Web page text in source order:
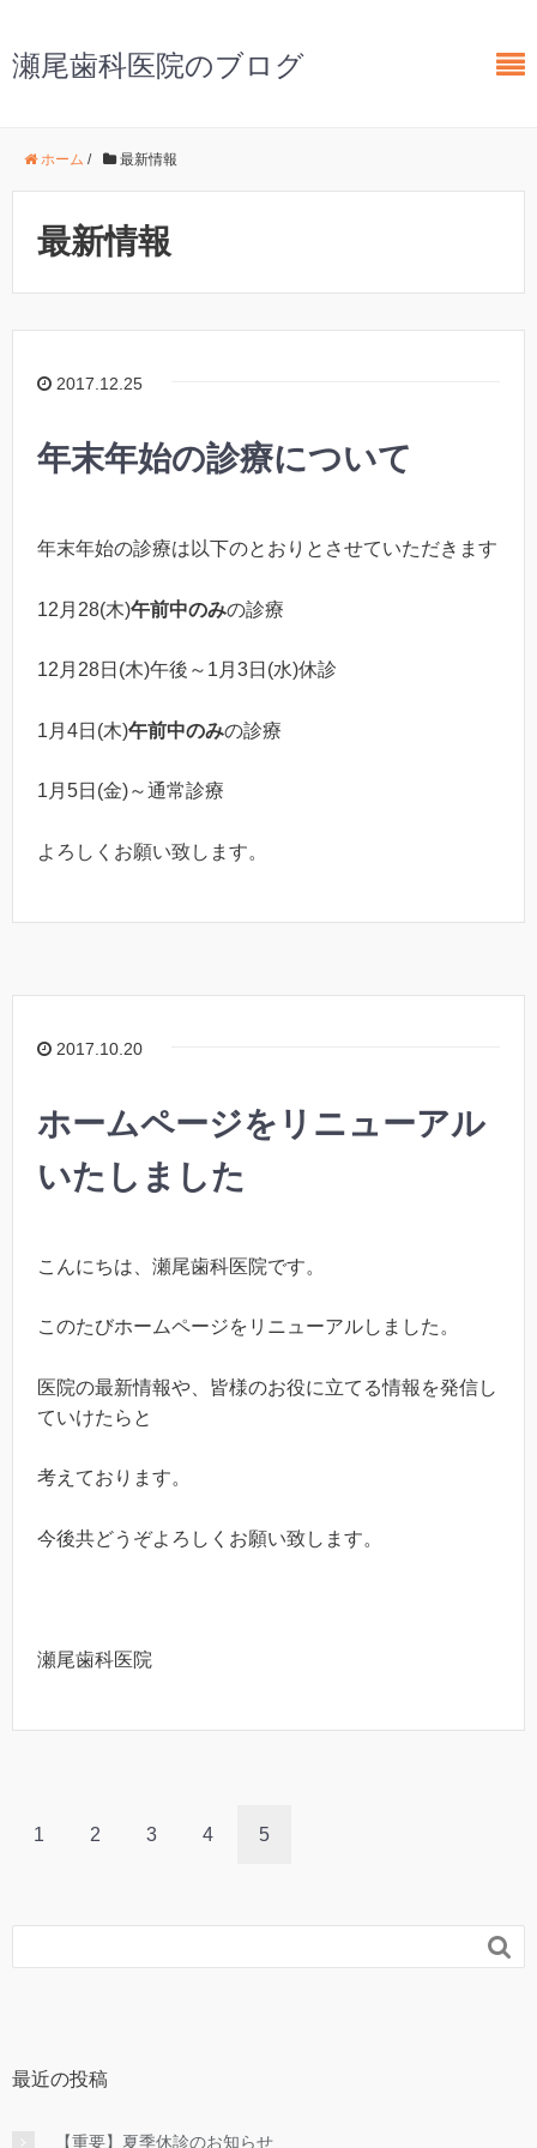
瀬尾歯科医院のブログ
ホーム / 最新情報
最新情報
2017.12.25
年末年始の診療について
年末年始の診療は以下のとおりとさせていただきます
12月28(木)午前中のみの診療
12月28日(木)午後～1月3日(水)休診
1月4日(木)午前中のみの診療
1月5日(金)～通常診療
よろしくお願い致します。
2017.10.20
ホームページをリニューアル
いたしました
こんにちは、瀬尾歯科医院です。
このたびホームページをリニューアルしました。
医院の最新情報や、皆様のお役に立てる情報を発信し
ていけたらと
考えております。
今後共どうぞよろしくお願い致します。
瀬尾歯科医院
1 2 3 4 5

最近の投稿
【重要】夏季休診のお知らせ